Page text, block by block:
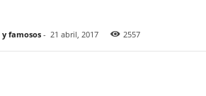
famosos- 21 abril, 2017 2557